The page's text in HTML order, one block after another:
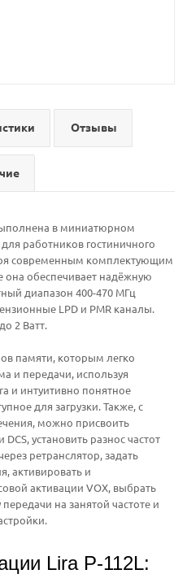
Отзывы
в миниатюрном
работников гостиничного
современным комплектующим
она обеспечивает надёжную
диапазон 400-470 МГц
LPD и PMR каналы.
2 Ватт.
памяти, которым легко
и передачи, используя
и интуитивно понятное
для загрузки. Также, с
можно присвоить
установить разнос частот
ретранслятор, задать
активировать и
активации VOX, выбрать
на занятой частоте и
Lira P-112L: